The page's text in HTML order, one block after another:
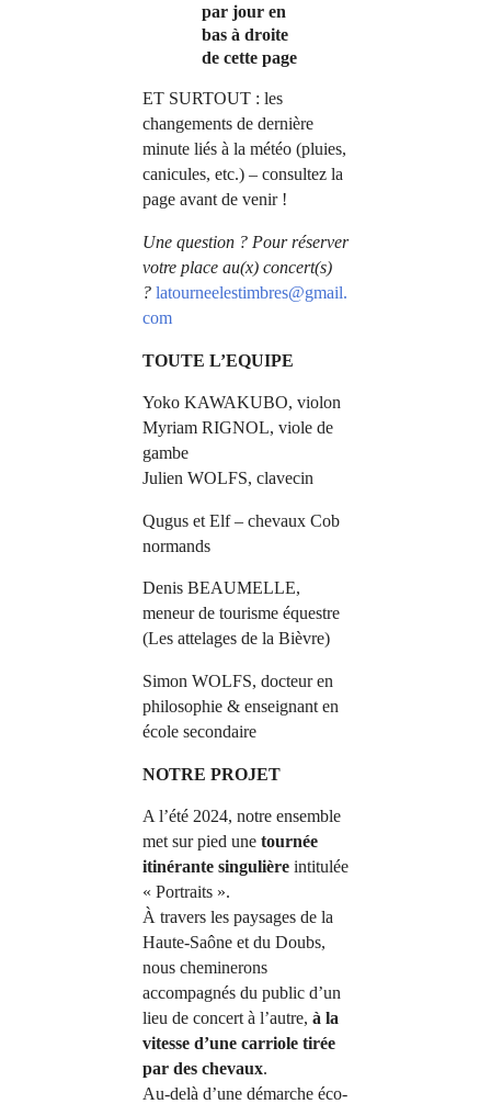
par jour en
bas à droite
de cette page
ET SURTOUT : les
changements de dernière
minute liés à la météo (pluies,
canicules, etc.) – consultez la
page avant de venir !
Une question ? Pour réserver
votre place au(x) concert(s)
? latourneelestimbres@gmail.
com
TOUTE L’EQUIPE
Yoko KAWAKUBO, violon
Myriam RIGNOL, viole de
gambe
Julien WOLFS, clavecin
Qugus et Elf – chevaux Cob
normands
Denis BEAUMELLE,
meneur de tourisme équestre
(Les attelages de la Bièvre)
Simon WOLFS, docteur en
philosophie & enseignant en
école secondaire
NOTRE PROJET
A l’été 2024, notre ensemble
met sur pied une tournée
itinérante singulière intitulée
« Portraits ».
À travers les paysages de la
Haute-Saône et du Doubs,
nous cheminerons
accompagnés du public d’un
lieu de concert à l’autre, à la
vitesse d’une carriole tirée
par des chevaux.
Au-delà d’une démarche éco-